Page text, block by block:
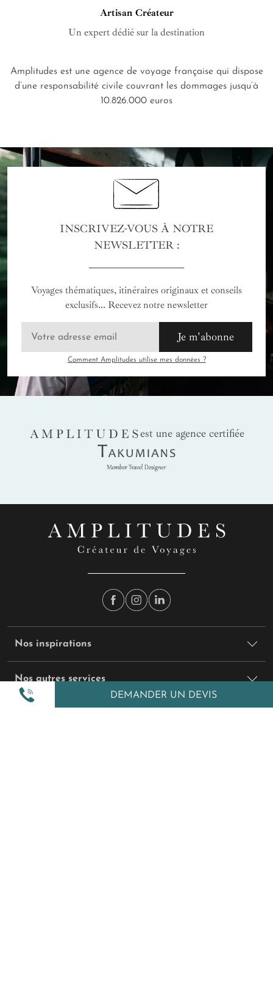
DEMANDER UN DEVIS
Artisan Créateur
Un expert dédié sur la destination
Amplitudes est une agence de voyage française qui dispose
d’une responsabilité civile couvrant les dommages jusqu’à
10.826.000 euros
INSCRIVEZ-VOUS À NOTRE
NEWSLETTER :
Voyages thématiques, itinéraires originaux et conseils
exclusifs... Recevez notre newsletter
Je m'abonne
Comment Amplitudes utilise mes données ?
AMPLITUDES
est une agence certifiée
Takumians
Nos inspirations
Nos autres services